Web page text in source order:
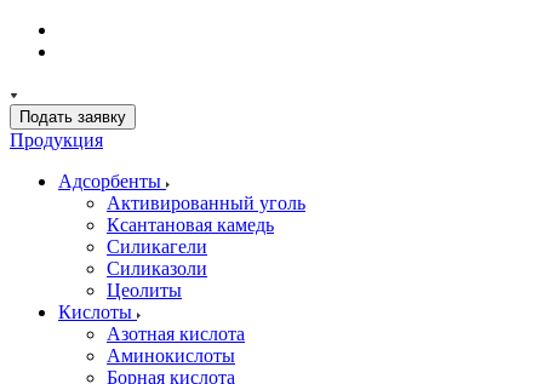
Подать заявку
Продукция
Адсорбенты
Активированный уголь
Ксантановая камедь
Силикагели
Силиказоли
Цеолиты
Кислоты
Азотная кислота
Аминокислоты
Борная кислота